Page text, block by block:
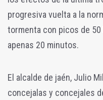
progresiva vuelta a la
tormenta con picos de
apenas 20 minutos.
El alcalde de jaén, Julio
concejalas y concejales